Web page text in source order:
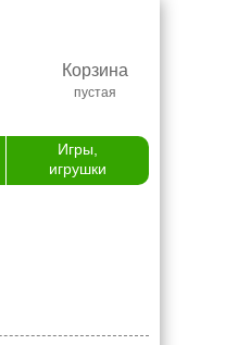
Корзина
пустая
Игры,
игрушки